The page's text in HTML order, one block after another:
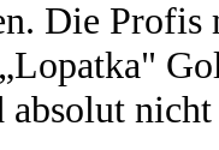
Die
absolut